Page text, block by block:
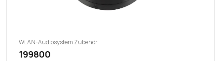
WLAN-Audiosystem Zubehör
199800